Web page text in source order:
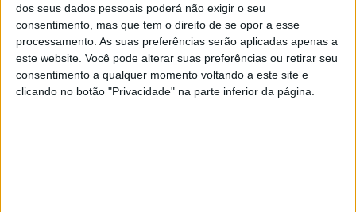
dos seus dados pessoais poderá não exigir o seu
consentimento, mas que tem o direito de se opor a esse
processamento. As suas preferências serão aplicadas apenas a
este website. Você pode alterar suas preferências ou retirar seu
consentimento a qualquer momento voltando a este site e
clicando no botão "Privacidade" na parte inferior da página.
A empreitada tem como objectivo adaptar e modernizar
este equipamento municipal, incluindo a reformulação de
pavimentos, revestimentos e tanques, bem como a
adequação do espaço às actuais exigências funcionais e